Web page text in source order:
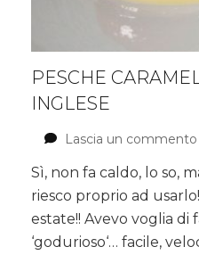
PESCHE
INGLESE
Lascia un commento
Sì, non fa caldo, lo so,
riesco proprio ad
estate!! Avevo voglia di
‘godurioso‘… facile,